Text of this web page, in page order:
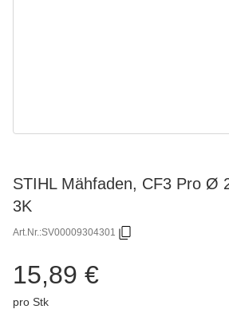
STIHL Mähfaden, CF3 Pro Ø
3K
Art.Nr.:SV00009304301
15,89 €
pro Stk